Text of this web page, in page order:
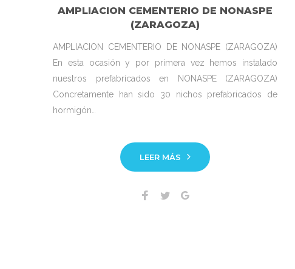
AMPLIACION CEMENTERIO DE NONASPE
(ZARAGOZA)
AMPLIACION CEMENTERIO DE NONASPE (ZARAGOZA)
En esta ocasión y por primera vez hemos instalado
nuestros prefabricados en NONASPE (ZARAGOZA)
Concretamente han sido 30 nichos prefabricados de
hormigón…
LEER MÁS
Facebook
Twitter